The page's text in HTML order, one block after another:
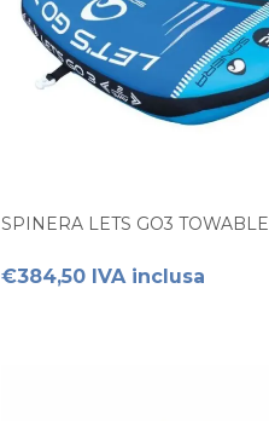
SPINERA LETS GO3 TOWABLE
€384,50 IVA inclusa